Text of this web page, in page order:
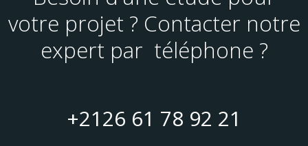
votre projet ? Contacter notre
expert par téléphone ?
+2126 61 78 92 21